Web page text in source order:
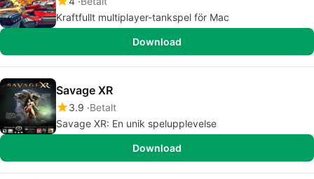
Kraftfullt multiplayer-tankspel för Mac
Download
Savage XR
3.9 Betalt
Savage XR: En unik spelupplevelse
Download